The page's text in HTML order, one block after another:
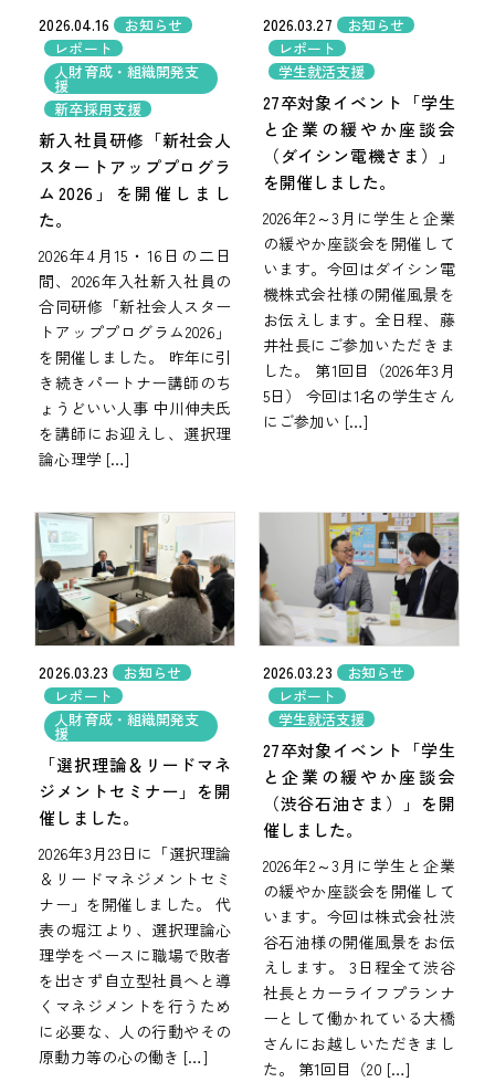
2026.04.16 お知らせ
レポート
人財育成・組織開発支
援
新卒採用支援
新入社員研修「新社会人
スタートアッププログラ
ム2026」を開催しまし
た。
2026年4月15・16日の二日
間、2026年入社新入社員の
合同研修「新社会人スター
トアッププログラム2026」
を開催しました。 昨年に引
き続きパートナー講師のち
ょうどいい人事 中川伸夫氏
を講師にお迎えし、選択理
論心理学 […]
2026.03.27
お知らせ
レポート
学生就活支援
27卒対象イベント「学生
と企業の緩やか座談会
（ダイシン電機さま）」
を開催しました。
2026年2～3月に学生と企業
の緩やか座談会を開催して
います。今回はダイシン電
機株式会社様の開催風景を
お伝えします。全日程、藤
井社長にご参加いただきま
した。 第1回目（2026年3月
5日） 今回は1名の学生さん
にご参加い […]
2026.03.23 お知らせ
レポート
人財育成・組織開発支
援
「選択理論＆リードマネ
ジメントセミナー」を開
催しました。
2026年3月23日に「選択理論
＆リードマネジメントセミ
ナー」を開催しました。 代
表の堀江より、選択理論心
理学をベースに職場で敗者
を出さず自立型社員へと導
くマネジメントを行うため
に必要な、人の行動やその
原動力等の心の働き […]
2026.03.23
お知らせ
レポート
学生就活支援
27卒対象イベント「学生
と企業の緩やか座談会
（渋谷石油さま）」を開
催しました。
2026年2～3月に学生と企業
の緩やか座談会を開催して
います。今回は株式会社渋
谷石油様の開催風景をお伝
えします。 3日程全て渋谷
社長とカーライフプランナ
ーとして働かれている大橋
さんにお越しいただきまし
た。 第1回目（20 […]